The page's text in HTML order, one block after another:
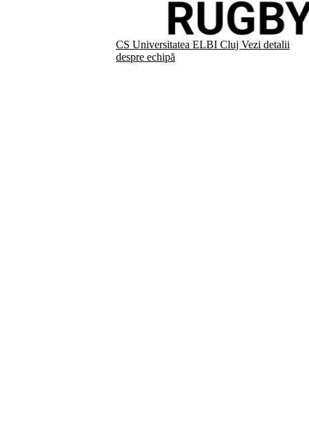
CS Universitatea ELBI Cluj Vezi detalii
despre echipă